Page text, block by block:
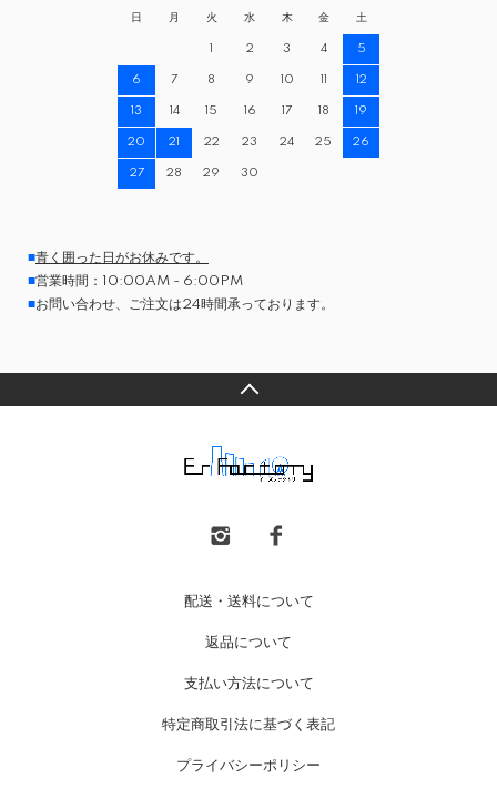
日 月 火 水 木 金 土
1 2 3 4 5
6 7 8 9 10 11 12
13 14 15 16 17 18 19
20 21 22 23 24 25 26
27 28 29 30
■青く囲った日がお休みです。
■営業時間：10:00AM - 6:00PM
■お問い合わせ、ご注文は24時間承っております。
配送・送料について
返品について
支払い方法について
特定商取引法に基づく表記
プライバシーポリシー